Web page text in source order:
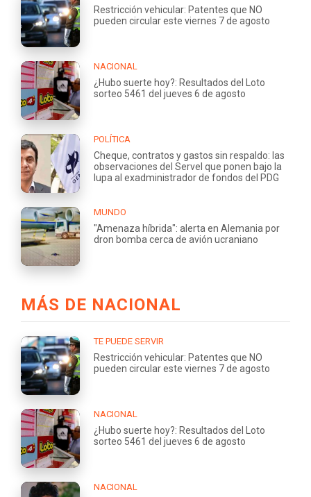
Restricción vehicular: Patentes que NO
pueden circular este viernes 7 de agosto
NACIONAL
¿Hubo suerte hoy?: Resultados del Loto
sorteo 5461 del jueves 6 de agosto
POLÍTICA
Cheque, contratos y gastos sin respaldo: las
observaciones del Servel que ponen bajo la
lupa al exadministrador de fondos del PDG
MUNDO
"Amenaza híbrida": alerta en Alemania por
dron bomba cerca de avión ucraniano
MÁS DE NACIONAL
TE PUEDE SERVIR
Restricción vehicular: Patentes que NO
pueden circular este viernes 7 de agosto
NACIONAL
¿Hubo suerte hoy?: Resultados del Loto
sorteo 5461 del jueves 6 de agosto
NACIONAL